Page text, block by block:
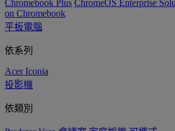
Chromebook Plus ChromeOS Enterprise
on Chromebook
平板電腦
依系列
Acer Iconia
投影機
依類別